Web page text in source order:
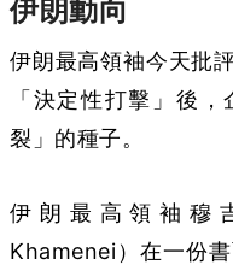
伊朗動向
伊朗最高領袖今天批
「決定性打擊」後
裂」的種子。
伊朗最高領袖穆
Khamenei）在一份